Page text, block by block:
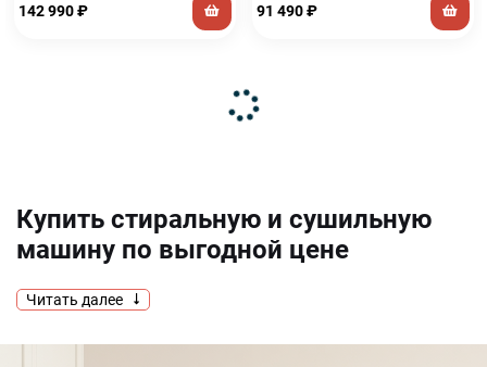
142 990₽ 91 490₽
Купить стиральную и сушильную
машину по выгодной цене
Стиральная машина сегодня считается неотъемлемым
Читать далее